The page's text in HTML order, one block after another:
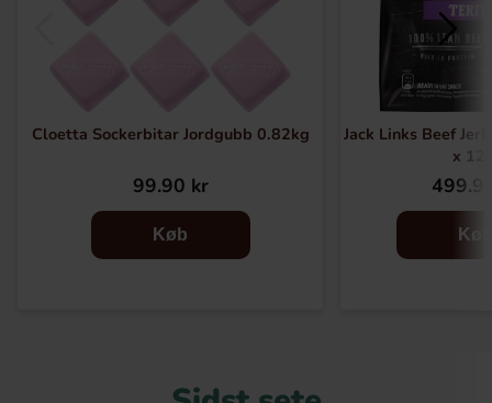
Cloetta Sockerbitar Jordgubb 0.82kg
99.90 kr
Køb
Jack Links Beef
x
Køb